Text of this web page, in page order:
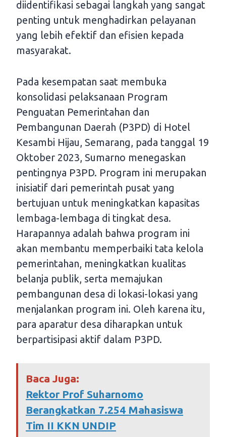
diidentifikasi sebagai langkah yang sangat
penting untuk menghadirkan pelayanan
yang lebih efektif dan efisien kepada
masyarakat.
Pada kesempatan saat membuka
konsolidasi pelaksanaan Program
Penguatan Pemerintahan dan
Pembangunan Daerah (P3PD) di Hotel
Kesambi Hijau, Semarang, pada tanggal 19
Oktober 2023, Sumarno menegaskan
pentingnya P3PD. Program ini merupakan
inisiatif dari pemerintah pusat yang
bertujuan untuk meningkatkan kapasitas
lembaga-lembaga di tingkat desa.
Harapannya adalah bahwa program ini
akan membantu memperbaiki tata kelola
pemerintahan, meningkatkan kualitas
belanja publik, serta memajukan
pembangunan desa di lokasi-lokasi yang
menjalankan program ini. Oleh karena itu,
para aparatur desa diharapkan untuk
berpartisipasi aktif dalam P3PD.
Baca Juga:
Rektor Prof Suharnomo
Berangkatkan 7.254 Mahasiswa
Tim II KKN UNDIP